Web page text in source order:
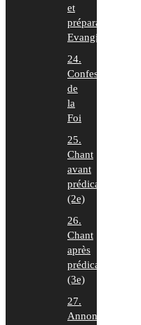
et
préparation
Evangile
24.
Confession
de
la
Foi
25.
Chant
avant
prédication
(2e)
26.
Chant
après
prédication
(3e)
27.
Annonces,